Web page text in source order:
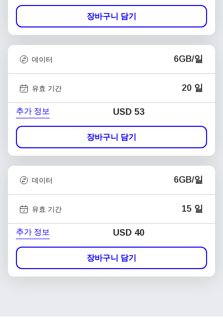
장바구니 담기
데이터 6GB/일
유효 기간 20 일
추가 정보 USD 53
장바구니 담기
데이터 6GB/일
유효 기간 15 일
추가 정보 USD 40
장바구니 담기